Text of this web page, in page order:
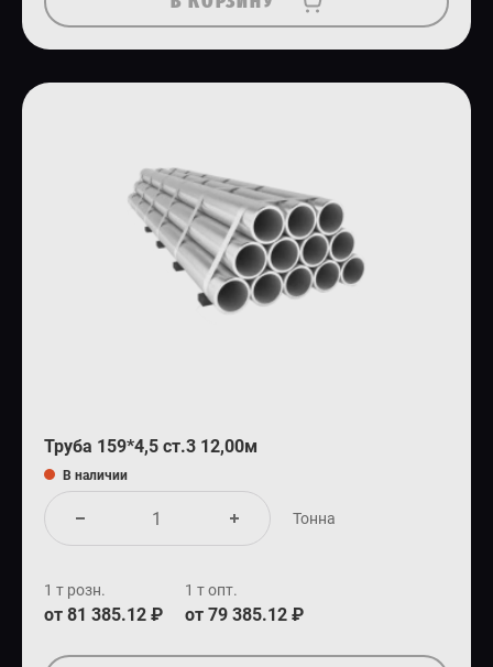
Труба 159*4,5 ст.3 12,00м
В наличии
Тонна
1 т розн.
от 81 385.12 ₽
1 т опт.
от 79 385.12 ₽